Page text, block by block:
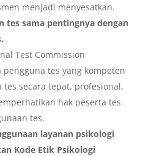
menjadi menyesatkan.
tes sama pentingnya dengan
Test Commission
pengguna tes yang kompeten
tes secara tepat, profesional,
hak peserta tes
tes.
layanan psikologi
Kode Etik Psikologi